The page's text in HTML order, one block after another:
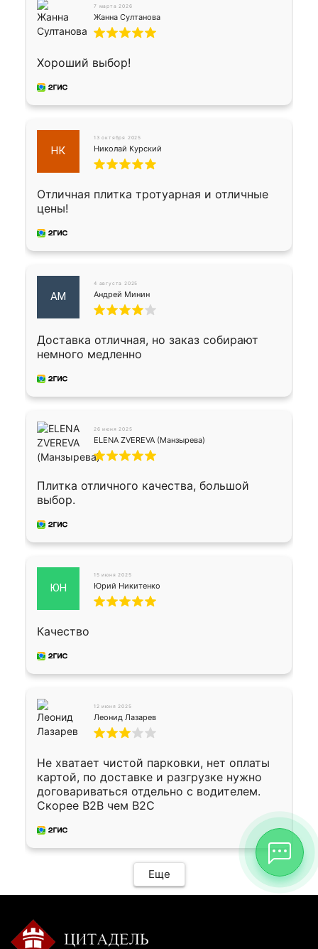
7 марта 2026
Жанна Султанова
Хороший выбор!
НК
13 октября 2025
Николай Курский
Отличная плитка тротуарная и отличные
цены!
АМ
4 августа 2025
Андрей Минин
Доставка отличная, но заказ собирают
немного медленно
26 июня 2025
ELENA ZVEREVA (Манзырева)
Плитка отличного качества, большой
выбор.
ЮН
15 июня 2025
Юрий Никитенко
Качество
12 июня 2025
Леонид Лазарев
Не хватает чистой парковки, нет оплаты
картой, по доставке и разгрузке нужно
договариваться отдельно с водителем.
Скорее B2B чем B2C
Еще